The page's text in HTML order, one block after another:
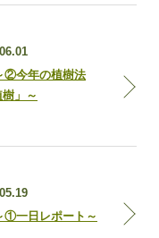
今年の植樹法
樹」～
一日レポート～